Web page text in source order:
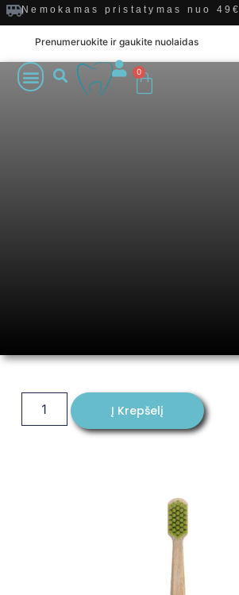
Nemokamas pristatymas nuo 49€
Prenumeruokite ir gaukite nuolaidas
0
Į Krepšelį